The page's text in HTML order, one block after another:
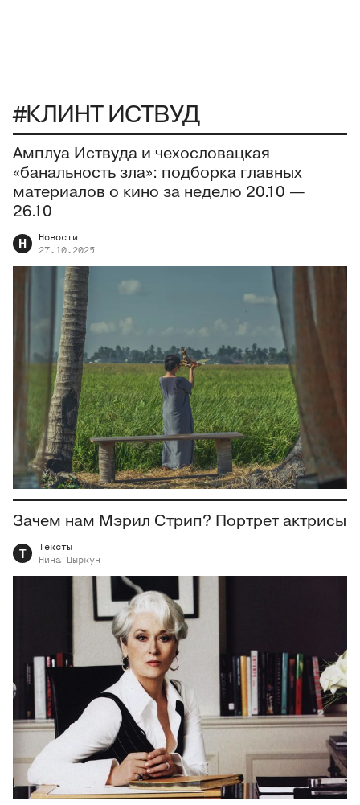
#КЛИНТ ИСТВУД
Амплуа Иствуда и чехословацкая
«банальность зла»: подборка главных
материалов о кино за неделю 20.10 —
26.10
Н
Новости
27.10.2025
Зачем нам Мэрил Стрип? Портрет актрисы
Т
Тексты
Нина
Цыркун